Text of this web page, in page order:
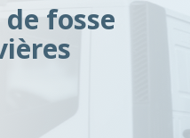
fosse